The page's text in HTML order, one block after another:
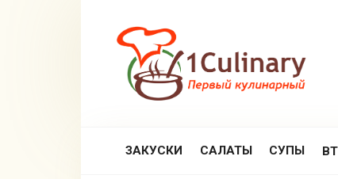
ЗАКУСКИ САЛАТЫ СУПЫ